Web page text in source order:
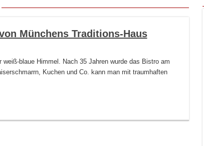
Münchens Traditions-Haus
blaue Himmel. Nach 35 Jahren wurde das Bistro am
Kuchen und Co. kann man mit traumhaften